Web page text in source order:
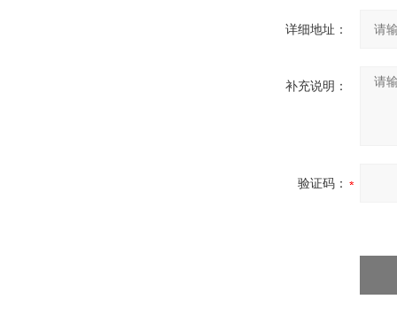
详细地址：
补充说明：
验证码：